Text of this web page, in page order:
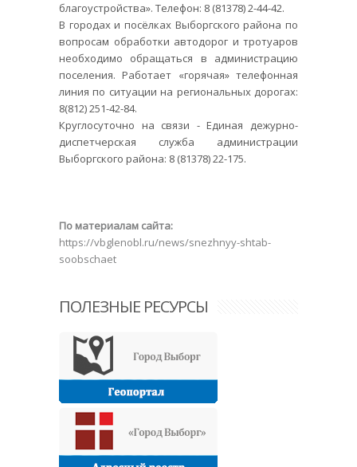
благоустройства». Телефон: 8 (81378) 2-44-42.
В городах и посёлках Выборгского района по
вопросам обработки автодорог и тротуаров
необходимо обращаться в администрацию
поселения. Работает «горячая» телефонная
линия по ситуации на региональных дорогах:
8(812) 251-42-84.
Круглосуточно на связи - Единая дежурно-
диспетчерская служба администрации
Выборгского района: 8 (81378) 22-175.
По материалам сайта:
https://vbglenobl.ru/news/snezhnyy-shtab-
soobschaet
ПОЛЕЗНЫЕ РЕСУРСЫ